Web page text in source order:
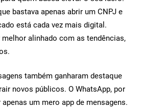
bastava apenas abrir um CNPJ e
está cada vez mais digital.
alinhado com as tendências,
também ganharam destaque
novos públicos. O WhatsApp, por
um mero app de mensagens.